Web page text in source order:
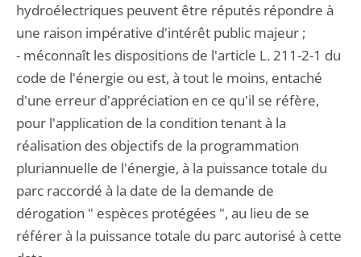
hydroélectriques peuvent être réputés répondre à
une raison impérative d'intérêt public majeur ;
- méconnaît les dispositions de l'article L. 211-2-1 du
code de l'énergie ou est, à tout le moins, entaché
d'une erreur d'appréciation en ce qu'il se réfère,
pour l'application de la condition tenant à la
réalisation des objectifs de la programmation
pluriannuelle de l'énergie, à la puissance totale du
parc raccordé à la date de la demande de
dérogation " espèces protégées ", au lieu de se
référer à la puissance totale du parc autorisé à cette